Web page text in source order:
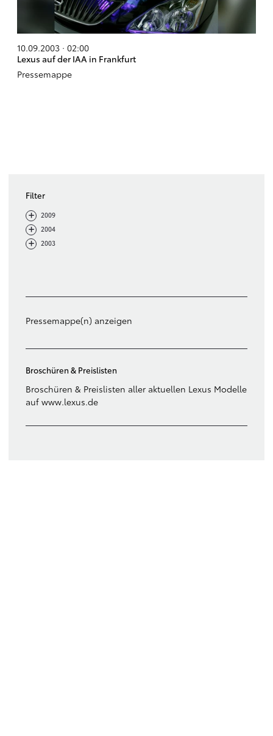
10.09.2003 · 02:00
Lexus auf der IAA in Frankfurt
Pressemappe
Filter
+- 2009
+- 2004
+- 2003
Pressemappe(n) anzeigen
Broschüren & Preislisten
Broschüren & Preislisten aller aktuellen Lexus Modelle
auf www.lexus.de